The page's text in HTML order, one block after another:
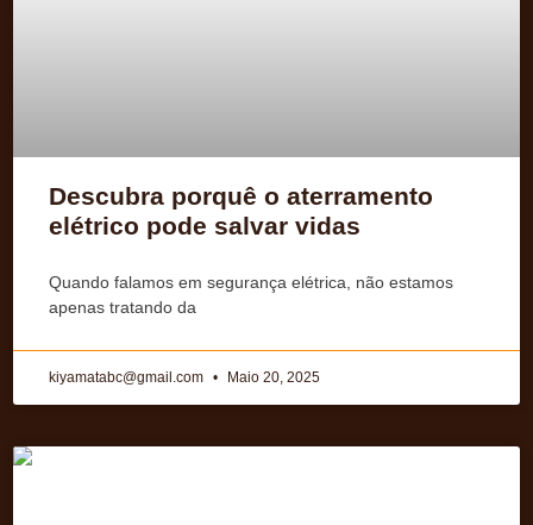
Descubra porquê o aterramento
elétrico pode salvar vidas
Quando falamos em segurança elétrica, não estamos
apenas tratando da
kiyamatabc@gmail.com Maio 20, 2025